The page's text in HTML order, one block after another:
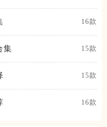
16款
集 15款
15款
16款